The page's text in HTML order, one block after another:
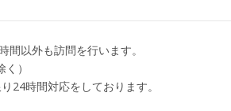
以外も訪問を行います。
）
24時間対応をしております。